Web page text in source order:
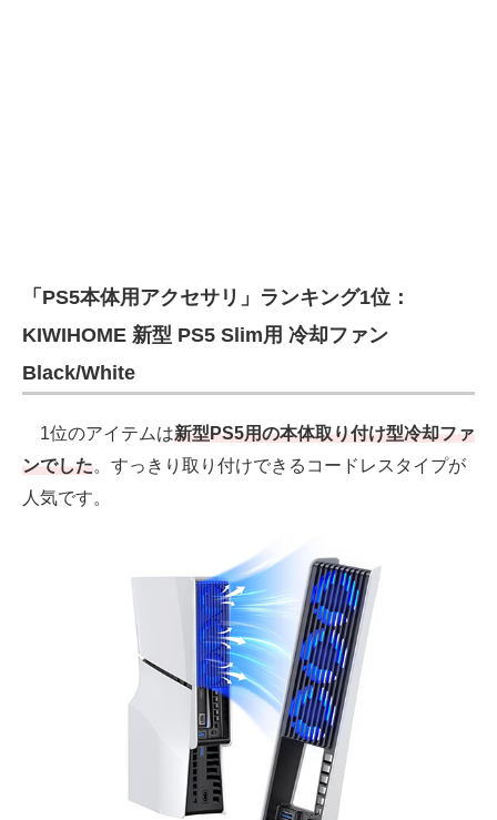
「PS5本体用アクセサリ」ランキング1位：
KIWIHOME 新型 PS5 Slim用 冷却ファン
Black/White
1位のアイテムは新型PS5用の本体取り付け型冷却ファ
ンでした。すっきり取り付けできるコードレスタイプが
人気です。